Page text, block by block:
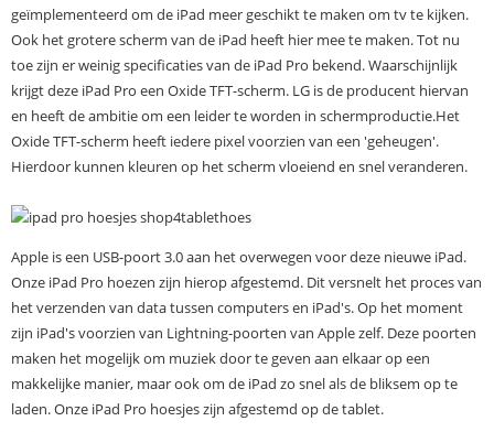
geïmplementeerd om de iPad meer geschikt te maken om tv te kijken.
Ook het grotere scherm van de iPad heeft hier mee te maken. Tot nu
toe zijn er weinig specificaties van de iPad Pro bekend. Waarschijnlijk
krijgt deze iPad Pro een Oxide TFT-scherm. LG is de producent hiervan
en heeft de ambitie om een leider te worden in schermproductie.Het
Oxide TFT-scherm heeft iedere pixel voorzien van een 'geheugen'.
Hierdoor kunnen kleuren op het scherm vloeiend en snel veranderen.
Apple is een USB-poort 3.0 aan het overwegen voor deze nieuwe iPad.
Onze iPad Pro hoezen zijn hierop afgestemd. Dit versnelt het proces van
het verzenden van data tussen computers en iPad's. Op het moment
zijn iPad's voorzien van Lightning-poorten van Apple zelf. Deze poorten
maken het mogelijk om muziek door te geven aan elkaar op een
makkelijke manier, maar ook om de iPad zo snel als de bliksem op te
laden. Onze iPad Pro hoesjes zijn afgestemd op de tablet.